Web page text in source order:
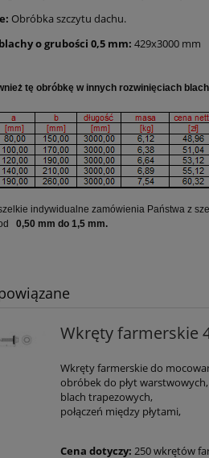
Obróbka szczytu dachu.
o grubości 0,5 mm: 429x3000 mm
tę obróbkę w innych rozwinięciach
indywidualne zamówienia Państwa z
0,50 mm do 1,5 mm.
Wkręty farmerskie
Wkręty farmerskie do
obróbek do płyt warstwowych,
blach trapezowych,
połączeń między płytami,
Cena dotyczy: 250 wkrętów